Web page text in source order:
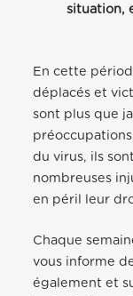
situation,
En cette
déplacés et
sont plus que
du virus, ils
nombreuses
en péril leur
Chaque
vous informe
également et